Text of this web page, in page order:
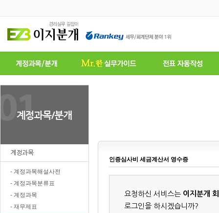
계정과목
- 계정과목해설사전
- 계정과목분류표
- 계정과목
- 재무제표
인증심사비 세금계산서 영수증
요청하신 서비스는 이지분개
로그인을 하시겠습니까?